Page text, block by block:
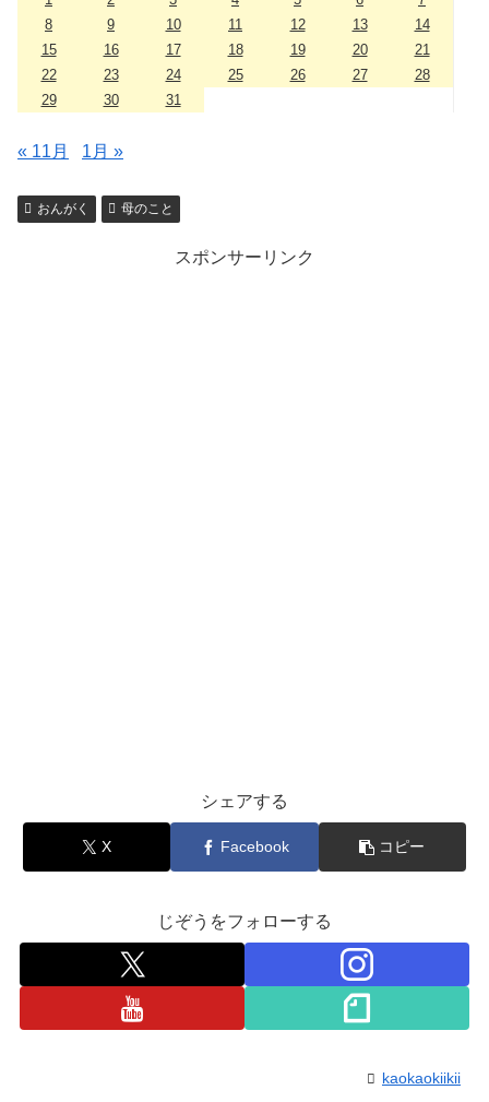
8
9 10 11 12 13
14
15
16 17 18 19 20
21
22
23 24 25 26 27
28
29
30 31
« 11月 1月 »
おんがく 母のこと
スポンサーリンク
シェアする
X Facebook コピー
じぞうをフォローする
kaokaokiikii